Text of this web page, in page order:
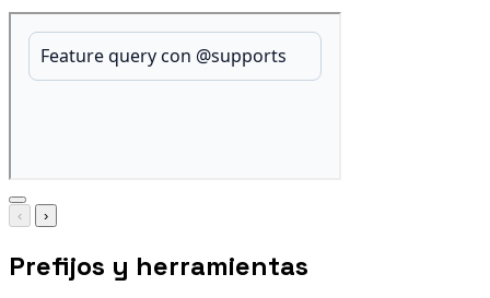
‹ ›
Prefijos y herramientas